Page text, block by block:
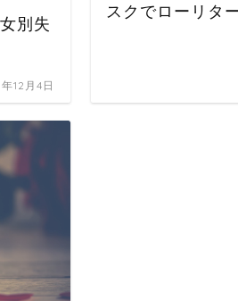
別失
12月4日
スクでローリタ